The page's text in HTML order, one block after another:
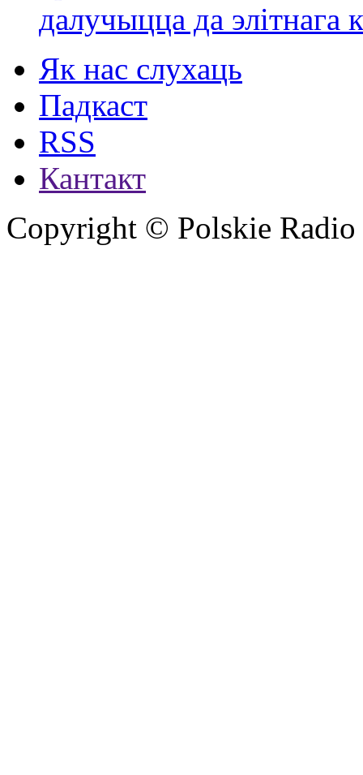
далучыцца да элітнага
Як нас слухаць
Падкаст
RSS
Кантакт
Copyright © Polskie